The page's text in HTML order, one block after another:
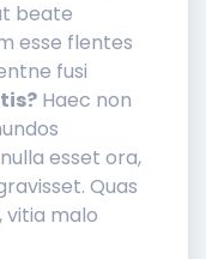
beate
esse flentes
fusi
Haec non
esset ora,
Quas
vitia malo